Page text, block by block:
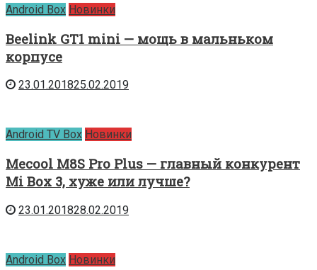
Android Box Новинки
Beelink GT1 mini — мощь в мальньком
корпусе
23.01.201825.02.2019
Android TV Box Новинки
Mecool M8S Pro Plus — главный конкурент
Mi Box 3, хуже или лучше?
23.01.201828.02.2019
Android Box Новинки